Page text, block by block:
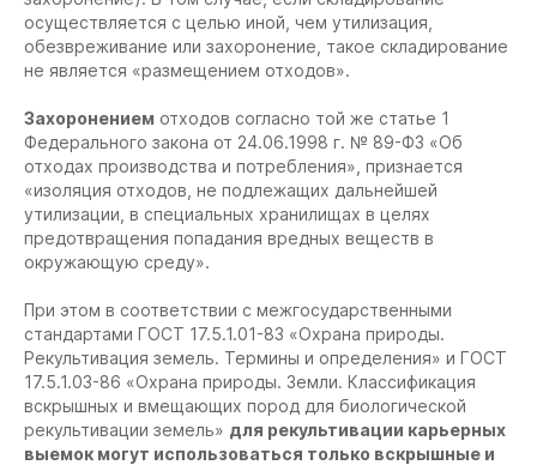
осуществляется с целью иной, чем утилизация,
обезвреживание или захоронение, такое складирование
не является «размещением отходов».
Захоронением отходов согласно той же статье 1
Федерального закона от 24.06.1998 г. № 89-ФЗ «Об
отходах производства и потребления», признается
«изоляция отходов, не подлежащих дальнейшей
утилизации, в специальных хранилищах в целях
предотвращения попадания вредных веществ в
окружающую среду».
При этом в соответствии с межгосударственными
стандартами ГОСТ 17.5.1.01-83 «Охрана природы.
Рекультивация земель. Термины и определения» и ГОСТ
17.5.1.03-86 «Охрана природы. Земли. Классификация
вскрышных и вмещающих пород для биологической
рекультивации земель» для рекультивации карьерных
выемок могут использоваться только вскрышные и